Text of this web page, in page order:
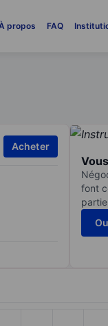
propos FAQ
Acheter
font